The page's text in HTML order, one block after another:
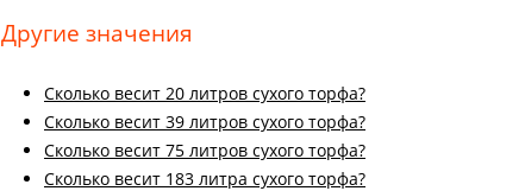
Другие значения
Cколько весит 20 литров сухого торфа?
Cколько весит 39 литров сухого торфа?
Cколько весит 75 литров сухого торфа?
Cколько весит 183 литра сухого торфа?